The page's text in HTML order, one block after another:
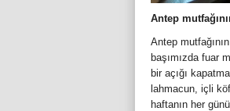
Antep
Antep
başımızda fuar
bir açığı
lahmacun, içli
haftanın her